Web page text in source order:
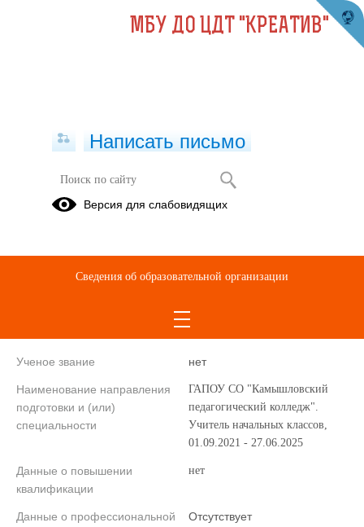
Педагог дополнительного
образования
Андреевна
Ученое звание нет
Наименование направления
подготовки и (или)
специальности
ГАПОУ СО "Камышловский
педагогический колледж".
Учитель начальных классов,
01.09.2021 - 27.06.2025
Данные о повышении
квалификации
нет
Данные о профессиональной
Отсутствует
МБУ ДО ЦДТ "КРЕАТИВ"
Написать письмо
Версия для слабовидящих
Сведения об образовательной организации